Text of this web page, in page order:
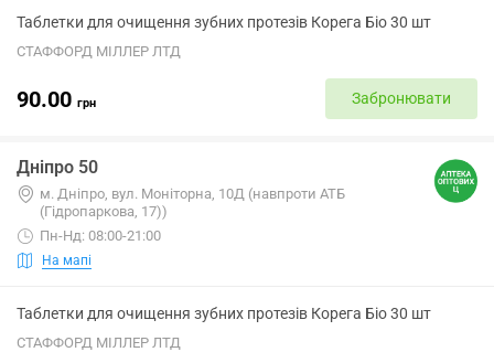
Таблетки для очищення зубних протезів Корега Біо 30 шт
СТАФФОРД МІЛЛЕР ЛТД
90.00 грн Забронювати
Дніпро 50
м. Дніпро, вул. Моніторна, 10Д (навпроти АТБ
(Гідропаркова, 17))
Пн-Нд: 08:00-21:00
На мапі
Таблетки для очищення зубних протезів Корега Біо 30 шт
СТАФФОРД МІЛЛЕР ЛТД